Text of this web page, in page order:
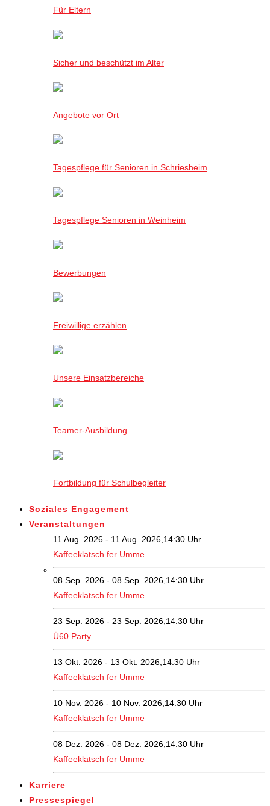
Für Eltern
Sicher und beschützt im Alter
Angebote vor Ort
Tagespflege für Senioren in Schriesheim
Tagespflege Senioren in Weinheim
Bewerbungen
Freiwillige erzählen
Unsere Einsatzbereiche
Teamer-Ausbildung
Fortbildung für Schulbegleiter
Soziales Engagement
Veranstaltungen
11 Aug. 2026 - 11 Aug. 2026,14:30 Uhr
Kaffeeklatsch fer Umme
08 Sep. 2026 - 08 Sep. 2026,14:30 Uhr
Kaffeeklatsch fer Umme
23 Sep. 2026 - 23 Sep. 2026,14:30 Uhr
Ü60 Party
13 Okt. 2026 - 13 Okt. 2026,14:30 Uhr
Kaffeeklatsch fer Umme
10 Nov. 2026 - 10 Nov. 2026,14:30 Uhr
Kaffeeklatsch fer Umme
08 Dez. 2026 - 08 Dez. 2026,14:30 Uhr
Kaffeeklatsch fer Umme
Karriere
Pressespiegel